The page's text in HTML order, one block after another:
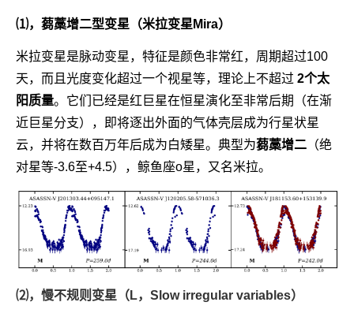
⑴，蒭藁增二型变星（米拉变星Mira）
米拉变星是脉动变星，特征是颜色非常红，周期超过100
天，而且光度变化超过一个视星等，理论上不超过 2个太
阳质量。它们已经是红巨星在恒星演化至非常后期（在渐
近巨星分支），即将逐出外面的气体壳层成为行星状星
云，并将在数百万年后成为白矮星。典型为蒭藁增二 （绝
对星等-3.6至+4.5），鲸鱼座ο星，又名米拉。
⑵，慢不规则变星（L，Slow irregular variables）